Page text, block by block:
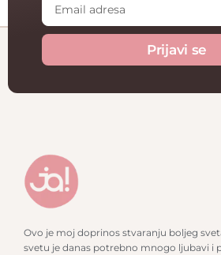
Prijavi se
Ovo je moj doprinos stvaranju boljeg
svetu je danas potrebno mnogo ljubavi i